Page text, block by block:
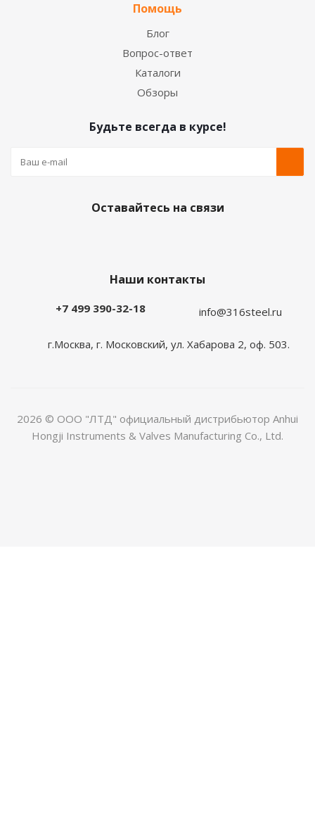
Помощь
Блог
Вопрос-ответ
Каталоги
Обзоры
Будьте всегда в курсе!
Оставайтесь на связи
Наши контакты
+7 499 390-32-18 info@316steel.ru
г.Москва, г. Московский, ул. Хабарова 2, оф. 503.
2026 © ООО "ЛТД" официальный дистрибьютор Anhui
Hongji Instruments & Valves Manufacturing Co., Ltd.